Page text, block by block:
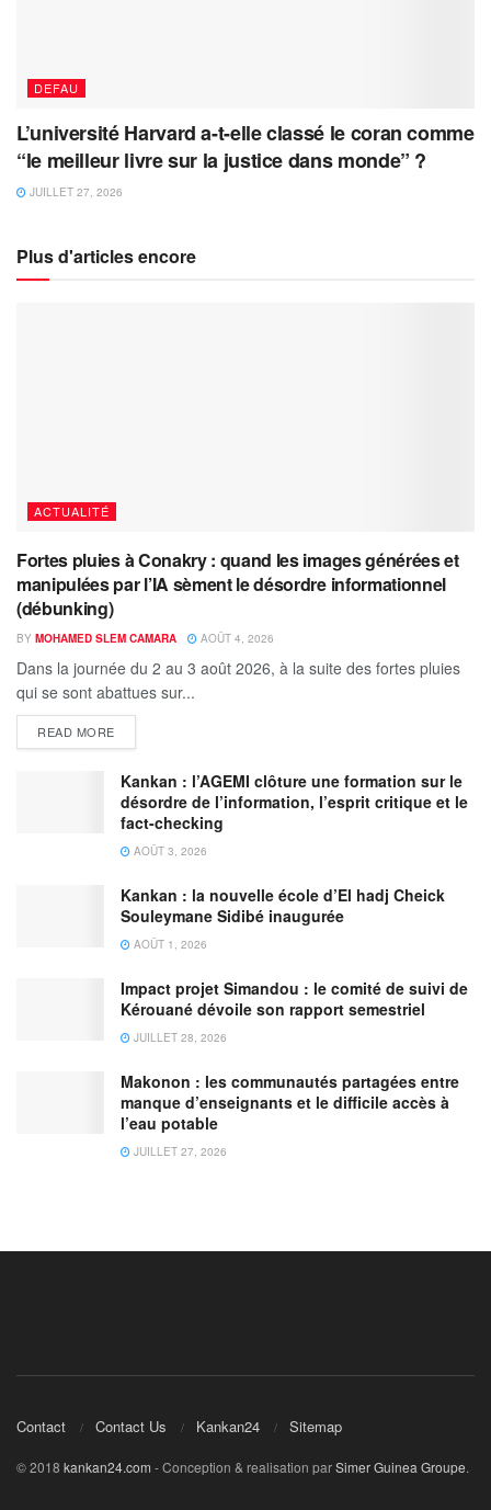
DEFAU
L’université Harvard a-t-elle classé le coran comme
“le meilleur livre sur la justice dans monde” ?
JUILLET 27, 2026
Plus d'articles encore
ACTUALITÉ
Fortes pluies à Conakry : quand les images générées et
manipulées par l’IA sèment le désordre informationnel
(débunking)
BY MOHAMED SLEM CAMARA AOÛT 4, 2026
Dans la journée du 2 au 3 août 2026, à la suite des fortes pluies
qui se sont abattues sur...
READ MORE
Kankan : l’AGEMI clôture une formation sur le
désordre de l’information, l’esprit critique et le
fact-checking
AOÛT 3, 2026
Kankan : la nouvelle école d’El hadj Cheick
Souleymane Sidibé inaugurée
AOÛT 1, 2026
Impact projet Simandou : le comité de suivi de
Kérouané dévoile son rapport semestriel
JUILLET 28, 2026
Makonon : les communautés partagées entre
manque d’enseignants et le difficile accès à
l’eau potable
JUILLET 27, 2026
Contact Contact Us Kankan24 Sitemap
© 2018 kankan24.com - Conception & realisation parSimer Guinea Groupe.